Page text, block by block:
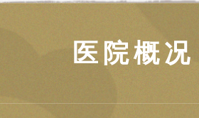
医院概况